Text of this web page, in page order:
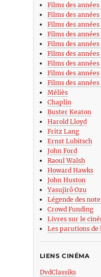
Films des
Films des
Films des
Films des
Films des
Films des
Films des
Films des
Films des
Méliès
Chaplin
Buster Keaton
Harold Lloyd
Fritz Lang
Ernst Lubitsch
John Ford
Raoul Walsh
Howard Hawks
John Huston
Yasujirô Ozu
Légende des
Crowd Funding
Livres sur le
Les parutions de
LIENS CINÉMA
DvdClassiks